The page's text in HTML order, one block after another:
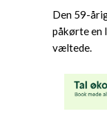
Den 59-
påkørte en
væltede.